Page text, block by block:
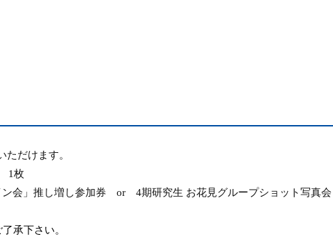
だけます。
1枚
ン会」推し増し参加券 or 4期研究生 お花見グループショット写
承下さい。